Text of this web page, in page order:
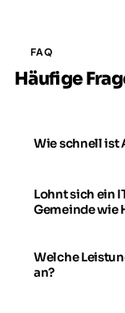
FAQ
Häufige
Wie schnell ist
Lohnt sich ein
Gemeinde wie
Welche
an?